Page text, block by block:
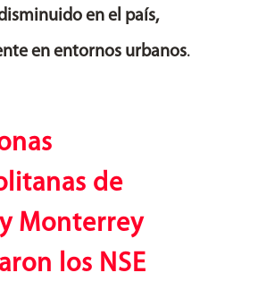
en el país,
en entornos urbanos.
de
Monterrey
los NSE